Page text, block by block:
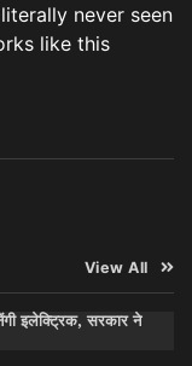
never seen
like this
View All
इलेक्ट्रिक, सरकार ने